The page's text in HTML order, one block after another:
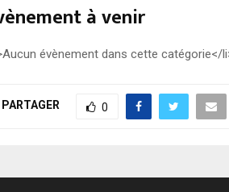
à venir
évènement dans cette catégorie</
PARTAGER 0